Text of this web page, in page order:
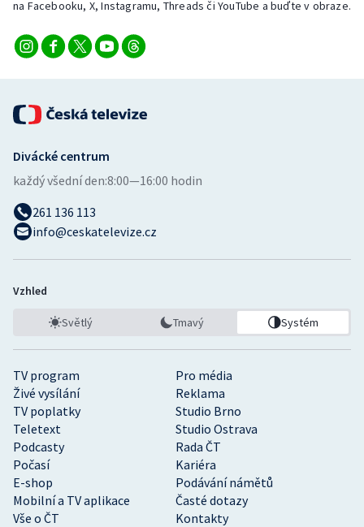
na Facebooku, X, Instagramu, Threads či YouTube a buďte v obraze.
TV program
Pro média
Živé vysílání
Reklama
TV poplatky
Studio Brno
Teletext
Studio Ostrava
Podcasty
Rada ČT
Počasí
Kariéra
E-shop
Podávání námětů
Mobilní a TV aplikace
Časté dotazy
Vše o ČT
Kontakty
Divácké centrum
každý všední den:8:00—16:00 hodin
261 136 113
info@ceskatelevize.cz
Vzhled
Světlý Tmavý Systém